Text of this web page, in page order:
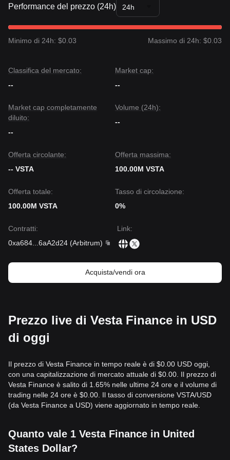
Prospettive di mercato
$0.1880, il prossimo livello
obiettivo potrebbe essere$0.2450.
Se il prezzo scende sotto
, il prossimo livello
Il consenso tra più analisti è che, sebbene VSTA possa
sperimentare volatilità o consolidamento nel breve periodo,
finché il prezzo mantiene la propria posizione sopra il livello
dovrebbe rimanere in una fase ditentativo di ripresa
Performance del prezzo (24h) 24h
Minimo di 24h: $0.03 Massimo di 24h: $0.03
Classifica del mercato:
--
Market cap:
--
Market cap completamente
diluito:
--
Volume (24h):
--
Offerta circolante:
-- VSTA
Offerta massima:
100.00M VSTA
Offerta totale:
100.00M VSTA
Tasso di circolazione:
0%
Contratti:
0xa684
6aA2d24 (Arbitrum)
Link:
Acquista/vendi ora
Prezzo live di Vesta Finance in USD
di oggi
Il prezzo di Vesta Finance in tempo reale è di $0.00 USD oggi,
con una capitalizzazione di mercato attuale di $0.00. Il prezzo di
Vesta Finance è salito di 1.65% nelle ultime 24 ore e il volume di
trading nelle 24 ore è $0.00. Il tasso di conversione VSTA/USD
(da Vesta Finance a USD) viene aggiornato in tempo reale.
Quanto vale 1 Vesta Finance in United
States Dollar?